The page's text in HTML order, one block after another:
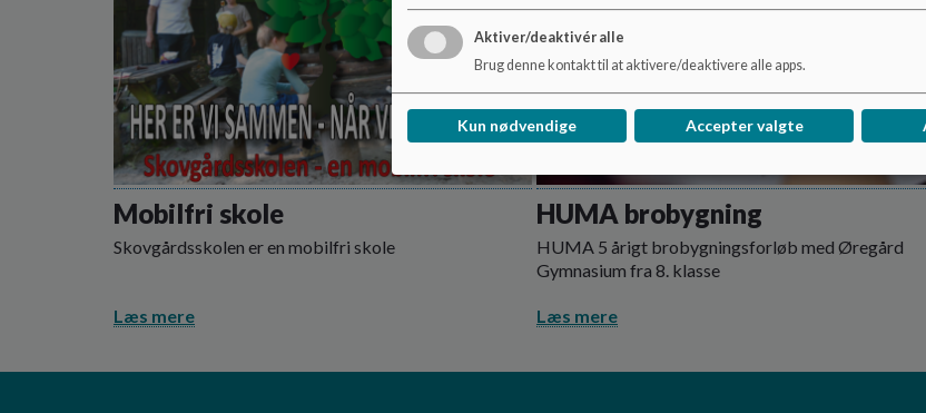
Mobilfri skole
Skovgårdsskolen er en mobilfri skole
Læs mere
HUMA brobygning
HUMA 5 årigt brobygningsforløb med Øregård
Gymnasium fra 8. klasse
Læs mere
Aktiver/deaktivér alle
Brug denne kontakt til at aktivere/deaktivere alle apps.
Kun nødvendige Accepter valgte